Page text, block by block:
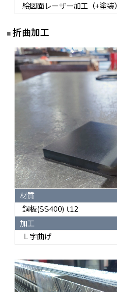
絵図面レーザー加工（+塗装）
折曲加工
材質
鋼板(SS400) t12
加工
Ｌ字曲げ